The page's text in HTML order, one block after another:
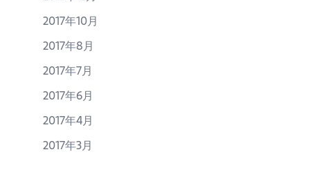
2017年10月
2017年8月
2017年7月
2017年6月
2017年4月
2017年3月